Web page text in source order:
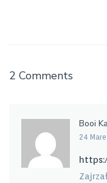
2 Comments
Booi
24